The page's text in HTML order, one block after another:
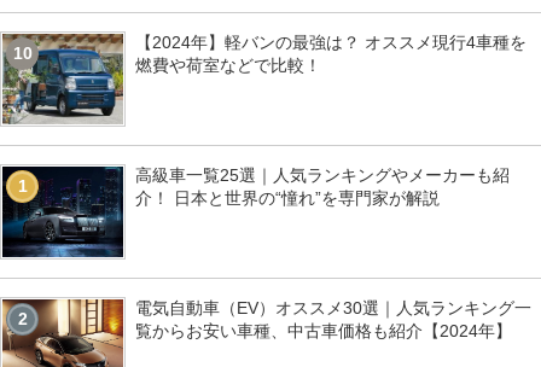
10
【2024年】軽バンの最強は？ オススメ現行4車種を
燃費や荷室などで比較！
1
高級車一覧25選｜人気ランキングやメーカーも紹
介！ 日本と世界の“憧れ”を専門家が解説
2
電気自動車（EV）オススメ30選｜人気ランキング一
覧からお安い車種、中古車価格も紹介【2024年】